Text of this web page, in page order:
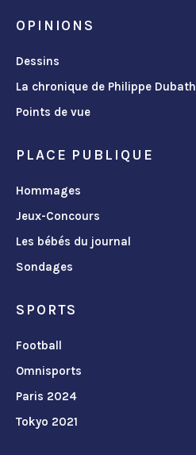
OPINIONS
Dessins
La chronique de Philippe Dubath
Points de vue
PLACE PUBLIQUE
Hommages
Jeux-Concours
Les bébés du journal
Sondages
SPORTS
Football
Omnisports
Paris 2024
Tokyo 2021